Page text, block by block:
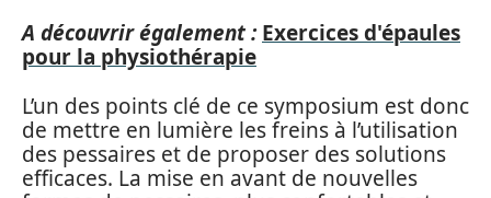
A découvrir également : Exercices d'épaules
pour la physiothérapie
L’un des points clé de ce symposium est donc
de mettre en lumière les freins à l’utilisation
des pessaires et de proposer des solutions
efficaces. La mise en avant de nouvelles